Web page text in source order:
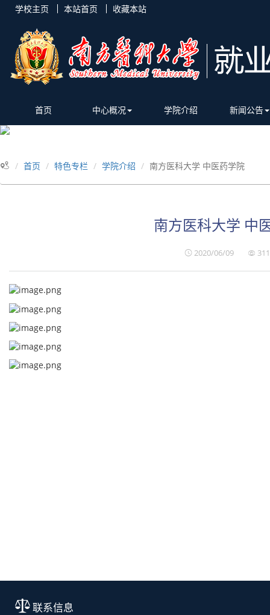
学校主页 本站首页 收藏本站
首页 中心概况 学院介绍 新闻公告
首页 特色专栏 学院介绍 南方医科大学 中医药学院
南方医科大学 中
2020/06/09
联系信息